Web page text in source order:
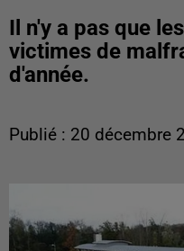
Il n'y a pas que
victimes de
d'année.
Publié : 20 décembre